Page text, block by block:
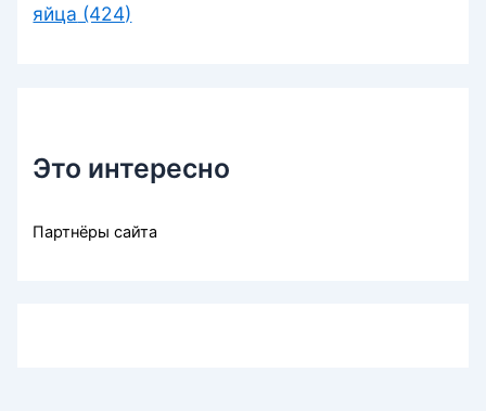
яйца (424)
Это интересно
Партнёры сайта